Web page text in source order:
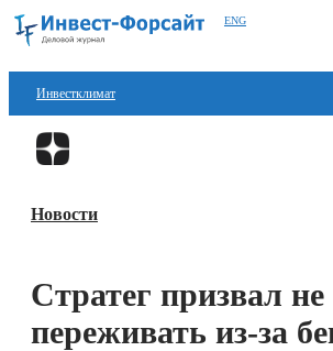
ENG
Инвестклимат
Финансы
Блокчейн
Технологии
Новости
Стратег призвал не
переживать из-за